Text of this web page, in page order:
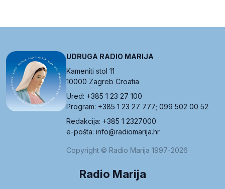
UDRUGA RADIO MARIJA
Kameniti stol 11
10000 Zagreb Croatia
Ured: +385 1 23 27 100
Program: +385 1 23 27 777; 099 502 00 52
Redakcija: +385 1 2327000
e-pošta: info@radiomarija.hr
Copyright © Radio Marija 1997-2026
Radio Marija